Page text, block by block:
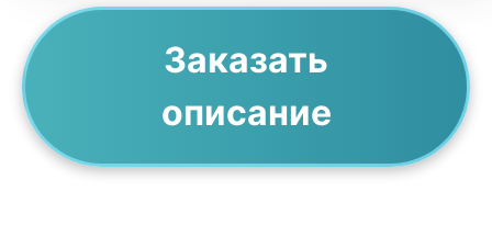
Заказать
описание